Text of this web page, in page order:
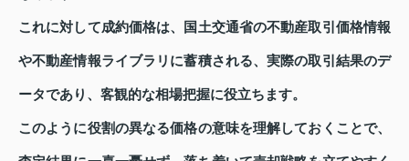
これに対して成約価格は、国土交通省の不動産取引価格情報
や不動産情報ライブラリに蓄積される、実際の取引結果のデ
ータであり、客観的な相場把握に役立ちます。
このように役割の異なる価格の意味を理解しておくことで、